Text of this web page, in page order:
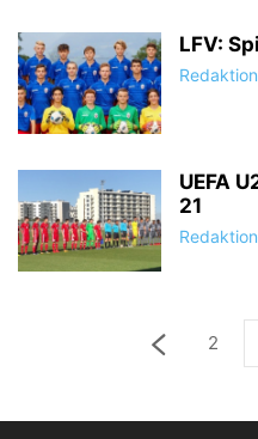
LFV:
Redaktion
UEFA
21
Redaktion
2